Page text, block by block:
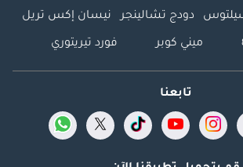
دودج تشالينجر نيسان إكس تريل
ميني كوبر فورد تيريتوري
تابعنا